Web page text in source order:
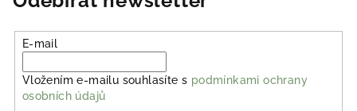
E-mail
Vložením e-mailu souhlasíte s podmínkami ochrany
osobních údajů